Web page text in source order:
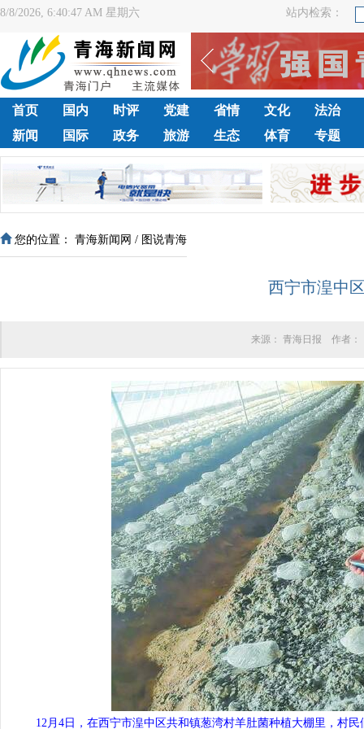
8/8/2026, 6:40:47 AM 星期六 站内检索：
首页 国内 时评 党建 省情 文化
法治
新闻
国际 政务 旅游 生态 体育 专题
您的位置： 青海新闻网 / 图说青海
西宁市湟中
来源： 青海日报 作者：
12月4日，在西宁市湟中区共和镇葱湾村羊肚菌种植大棚里，村民